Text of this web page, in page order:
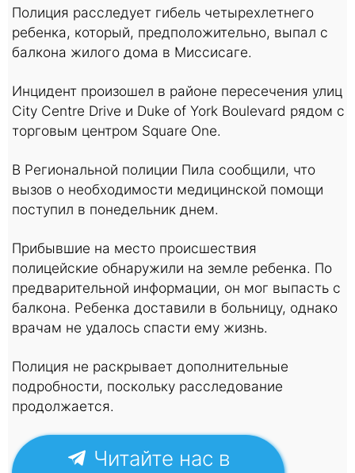
Полиция расследует гибель четырехлетнего
ребенка, который, предположительно, выпал с
балкона жилого дома в Миссисаге.
Инцидент произошел в районе пересечения улиц
City Centre Drive и Duke of York Boulevard рядом с
торговым центром Square One.
В Региональной полиции Пила сообщили, что
вызов о необходимости медицинской помощи
поступил в понедельник днем.
Прибывшие на место происшествия
полицейские обнаружили на земле ребенка. По
предварительной информации, он мог выпасть с
балкона. Ребенка доставили в больницу, однако
врачам не удалось спасти ему жизнь.
Полиция не раскрывает дополнительные
подробности, поскольку расследование
продолжается.
Читайте нас в